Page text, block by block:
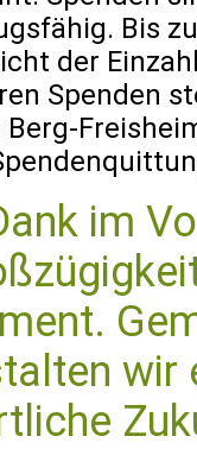
Bis
der
Spenden
im
wir